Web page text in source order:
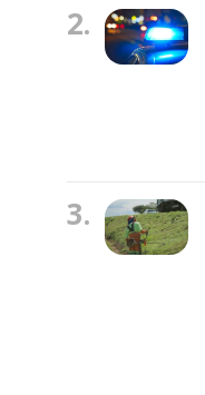
2.
3.